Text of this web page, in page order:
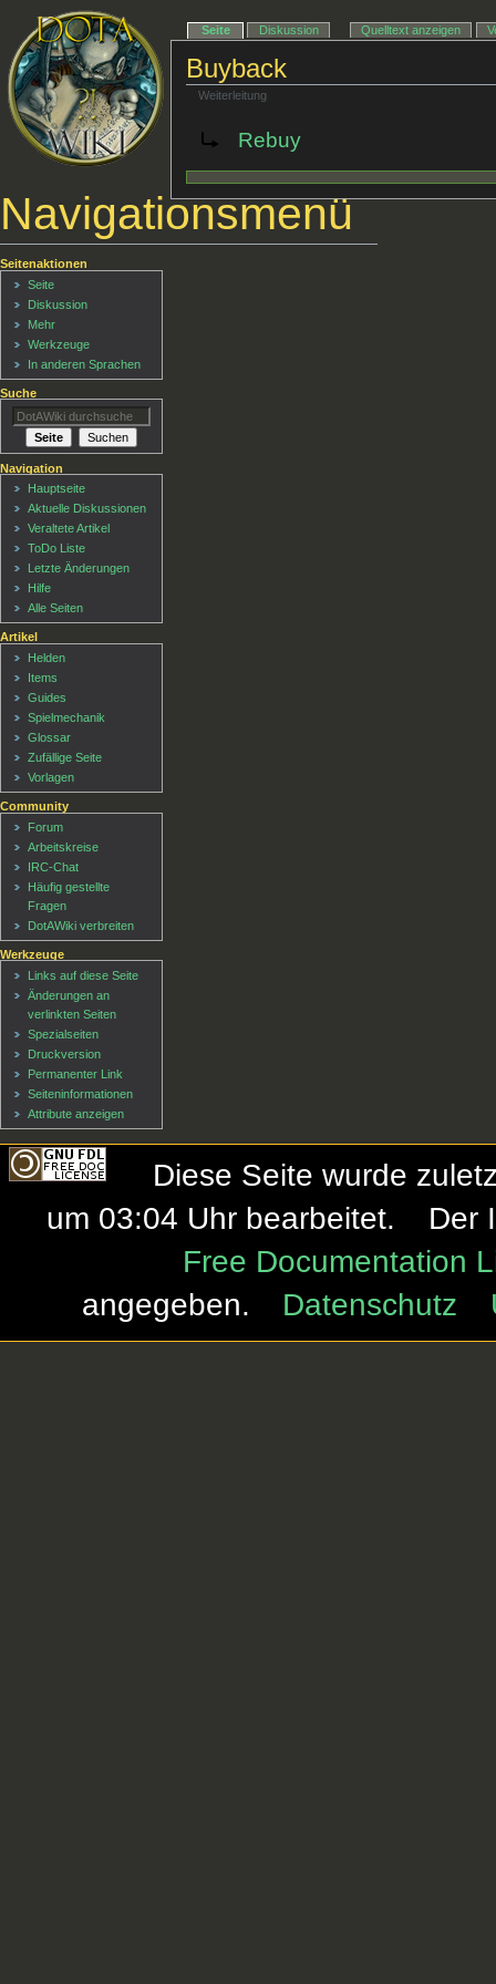
Buyback
Weiterleitung
Rebuy
Navigationsmenü
Seite Diskussion Quelltext anzeigen
Seitenaktionen
Seite
Diskussion
Mehr
Werkzeuge
In anderen Sprachen
Suche
Navigation
Hauptseite
Aktuelle Diskussionen
Veraltete Artikel
ToDo Liste
Letzte Änderungen
Hilfe
Alle Seiten
Artikel
Helden
Items
Guides
Spielmechanik
Glossar
Zufällige Seite
Vorlagen
Community
Forum
Arbeitskreise
IRC-Chat
Häufig gestellte
Fragen
DotAWiki verbreiten
Werkzeuge
Links auf diese Seite
Änderungen an
verlinkten Seiten
Spezialseiten
Druckversion
Permanenter Link
Seiten­informationen
Attribute anzeigen
Diese Seite wurde
um 03:04 Uhr bearbeitet.
Der
Free Documentation
angegeben.
Datenschutz